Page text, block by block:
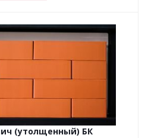
(утолщенный) БК